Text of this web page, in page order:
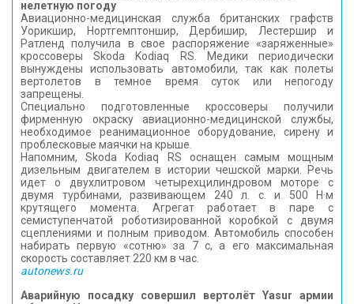
нелетную погоду
Авиационно-медицинская служба британских графств
Уорикшир, Нортгемптоншир, Дербишир, Лестершир и
Ратленд получила в свое распоряжение «заряженные»
кроссоверы Skoda Kodiaq RS. Медики периодически
вынуждены использовать автомобили, так как полеты
вертолетов в темное время суток или непогоду
запрещены.
Специально подготовленные кроссоверы получили
фирменную окраску авиационно-медицинской службы,
необходимое реанимационное оборудование, сирену и
проблесковые маячки на крыше.
Напомним, Skoda Kodiaq RS оснащен самым мощным
дизельным двигателем в истории чешской марки. Речь
идет о двухлитровом четырехцилиндровом моторе с
двумя турбинами, развивающем 240 л. с. и 500 Н·м
крутящего момента. Агрегат работает в паре с
семиступенчатой роботизированной коробкой с двумя
сцеплениями и полным приводом. Автомобиль способен
набирать первую «сотню» за 7 с, а его максимальная
скорость составляет 220 км в час.
autonews.ru
Аварийную посадку совершил вертолёт Yasur армии